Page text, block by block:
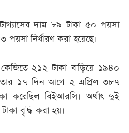
দাম ৮৯ টাকা ৫০ পয়সা
নির্ধারণ করা হয়েছে।
২১২ টাকা বাড়িয়ে ১৯৪০
তার ১৭ দিন আগে ২ এপ্রিল ৩৮৭
করেছিল বিইআরসি। অর্থাৎ দুই
বৃদ্ধি করা হয়।